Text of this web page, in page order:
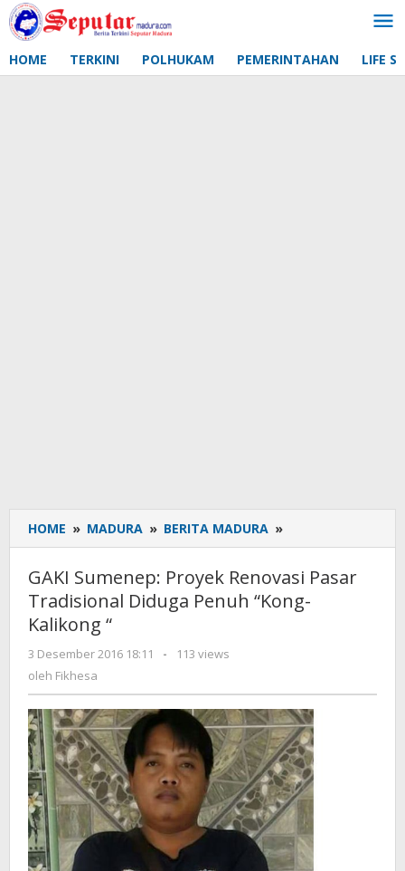
Lewati
ke
HOME TERKINI POLHUKAM PEMERINTAHAN LIFE
HOME » MADURA » BERITA MADURA »
Sumenep:
Renovasi
Pasar
Kalikong
“
GAKI Sumenep: Proyek Renovasi Pasar
Tradisional Diduga Penuh “Kong-
Kalikong “
3 Desember 2016 18:11
oleh
-
113 views
oleh Fikhesa